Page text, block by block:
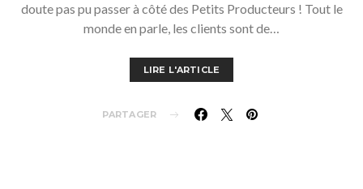
doute pas pu passer à côté des Petits Producteurs ! Tout le
monde en parle, les clients sont de…
LIRE L'ARTICLE
PARTAGER